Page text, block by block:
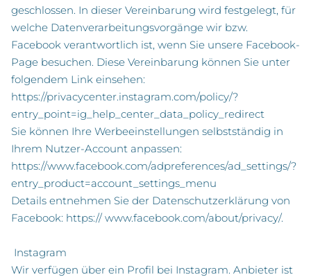
geschlossen. In dieser Vereinbarung wird festgelegt, für
welche Datenverarbeitungsvorgänge wir bzw.
Facebook verantwortlich ist, wenn Sie unsere Facebook-
Page besuchen. Diese Vereinbarung können Sie unter
folgendem Link einsehen:
https://privacycenter.instagram.com/policy/?
entry_point=ig_help_center_data_policy_redirect
Sie können Ihre Werbeeinstellungen selbstständig in
Ihrem Nutzer-Account anpassen:
https://www.facebook.com/adpreferences/ad_settings/?
entry_product=account_settings_menu
Details entnehmen Sie der Datenschutzerklärung von
Facebook: https://www.facebook.com/about/privacy/.
Instagram
Wir verfügen über ein Profil bei Instagram. Anbieter ist